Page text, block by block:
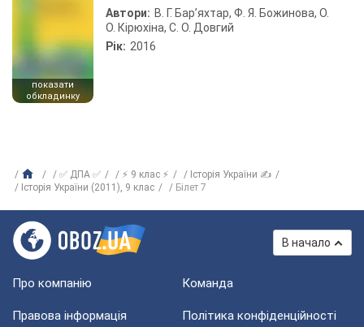
показати
обкладинку
Автори: В. Г. Бар’яхтар, Ф. Я. Божинова, О.
О. Кірюхіна, С. О. Довгий
Рік: 2016
✅ ДПА ✅ ⚡ 9 клас ⚡
Історія України ✍
Історія України (2011), 9 клас
Білет 7
В начало
Про компанію Команда
Правова інформація Політика конфіденційності